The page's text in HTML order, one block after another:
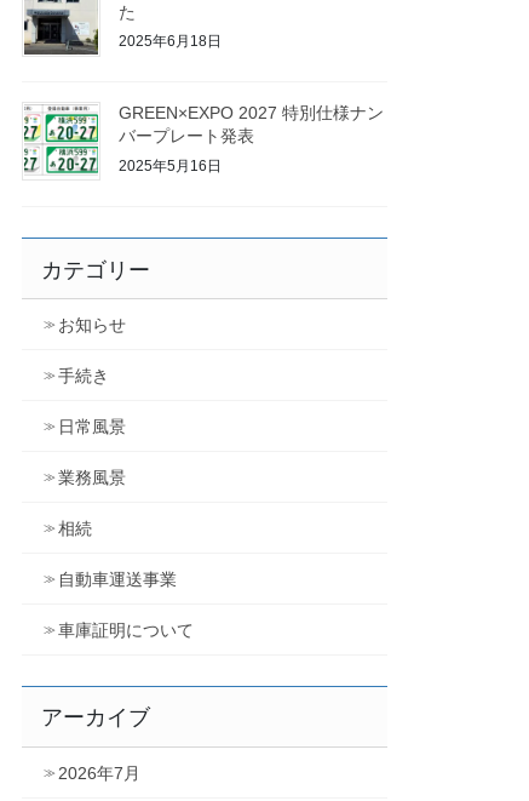
た
2025年6月18日
GREEN×EXPO 2027 特別仕様ナン
バープレート発表
2025年5月16日
カテゴリー
お知らせ
手続き
日常風景
業務風景
相続
自動車運送事業
車庫証明について
アーカイブ
2026年7月